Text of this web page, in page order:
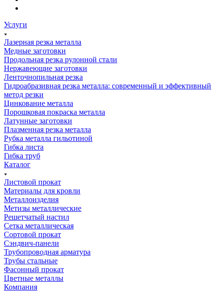
Услуги
Лазерная резка металла
Медные заготовки
Продольная резка рулонной стали
Нержавеющие заготовки
Ленточнопильная резка
Гидроабразивная резка металла: современный и эффективный
метод резки
Цинкование металла
Порошковая покраска металла
Латунные заготовки
Плазменная резка металла
Рубка металла гильотиной
Гибка листа
Гибка труб
Каталог
Листовой прокат
Материалы для кровли
Металлоизделия
Метизы металлические
Решетчатый настил
Сетка металлическая
Сортовой прокат
Сэндвич-панели
Трубопроводная арматура
Трубы стальные
Фасонный прокат
Цветные металлы
Компания